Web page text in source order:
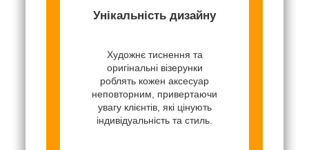
Унікальність дизайну
Художнє тиснення та
оригінальні візерунки
роблять кожен аксесуар
неповторним, привертаючи
увагу клієнтів, які цінують
індивідуальність та стиль.